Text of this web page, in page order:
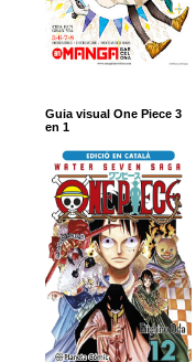
Guia visual One Piece 3
en 1